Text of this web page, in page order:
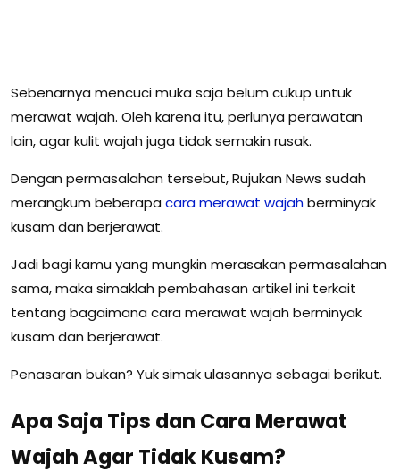
Sebenarnya mencuci muka saja belum cukup untuk
merawat wajah. Oleh karena itu, perlunya perawatan
lain, agar kulit wajah juga tidak semakin rusak.
Dengan permasalahan tersebut, Rujukan News sudah
merangkum beberapa caramerawat wajahberminyak
kusam dan berjerawat.
Jadi bagi kamu yang mungkin merasakan permasalahan
sama, maka simaklah pembahasan artikel ini terkait
tentang bagaimana cara merawat wajah berminyak
kusam dan berjerawat.
Penasaran bukan? Yuk simak ulasannya sebagai berikut.
Apa Saja Tips dan Cara Merawat
Wajah Agar Tidak Kusam?